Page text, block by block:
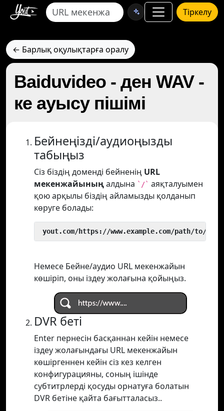
Тіркелу
← Барлық оқулықтарға оралу
Baiduvideo - ден WAV -
ке ауысу пішімі
Бейнеңізді/аудиоңызды
табыңыз
Сіз біздің доменді бейненің URL
мекенжайыныңалдына `/` аяқталуымен
қою арқылы біздің айламызды қолданып
көруге болады:
yout.com/https://www.example.com/path/to/
Немесе Бейне/аудио URL мекенжайын
көшіріп, оны іздеу жолағына қойыңыз.
DVR беті
Enter пернесін басқаннан кейін немесе
іздеу жолағындағы URL мекенжайын
көшіргеннен кейін сіз кез келген
конфигурацияны, соның ішінде
субтитрлерді қосуды орнатуға болатын
DVR бетіне қайта бағытталасыз..